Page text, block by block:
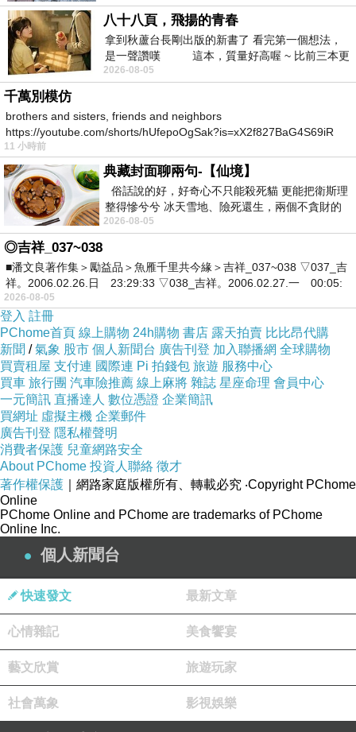
棒球風外套更發揮運動家的熱血
厚刷毛設計更是提升保暖度
大小尺碼均有
商品訊息描述:
商品訊息簡述:
【S-7L熊衣褲語】條紋領邊拼色徽章單口袋設計厚刷毛外套
J201(紅、粉S-2L)
八十八頁，飛揚的青春
拿到秋蘆台長剛出版的新書了 看完第一個想法，
是一聲讚嘆 這本，質量好高喔 ~ 比前三本更
勝一
2026-08-05
千萬別模仿
brothers and sisters, friends and neighbors
https://youtube.com/shorts/hUfepoOgSak?is=xX2f827BaG4S69iR
https
11 小時前
典藏封面聊兩句-【仙境】
俗話說的好，好奇心不只能殺死貓 更能把衛斯理
整得慘兮兮 冰天雪地、險死還生，兩個不貪財的
人尋什麼寶？ 人家追尋愛情還
2026-08-05
◎吉祥_037~038
■潘文良著作集＞勵益品＞魚雁千里共今緣＞吉祥_037~038 ▽037_吉
祥。2006.02.26.日 23:29:33 ▽038_吉祥。2006.02.27.一 00:05:
2026-08-05
登入 註冊
PChome首頁 線上購物 24h購物 書店 露天拍賣 比比昂代購
新聞 /氣象 股市 個人新聞台 廣告刊登 加入聯播網 全球購物
買賣租屋 支付連 國際連 Pi 拍錢包 旅遊 服務中心
買車 旅行團 汽車險推薦 線上麻將 雜誌 星座命理 會員中心
一元簡訊 直播達人 數位憑證 企業簡訊
買網址 虛擬主機 企業郵件
廣告刊登 隱私權聲明
消費者保護 兒童網路安全
About PChome 投資人聯絡 徵才
著作權保護 ｜網路家庭版權所有、轉載必究 ‧Copyright PChome
Online
PChome Online and PChome are trademarks of PChome
Online Inc.
個人新聞台
快速發文 最新文章
心情雜記 美食饗宴
藝文欣賞 旅遊玩家
社會萬象 影視娛樂